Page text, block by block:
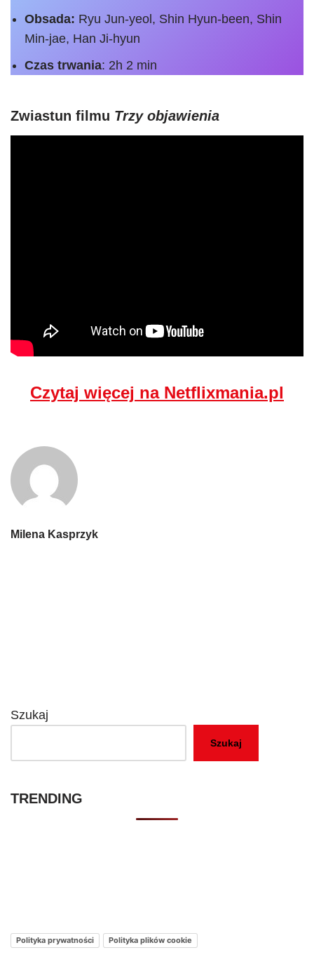
Obsada: Ryu Jun-yeol, Shin Hyun-been, Shin
Min-jae, Han Ji-hyun
Czas trwania: 2h 2 min
Zwiastun filmu Trzy objawienia
Czytaj więcej na Netflixmania.pl
Milena Kasprzyk
Szukaj
Szukaj
TRENDING
Polityka prywatności Polityka plików cookie